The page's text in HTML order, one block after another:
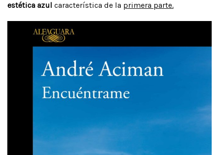
estética azul característica de la primera parte.